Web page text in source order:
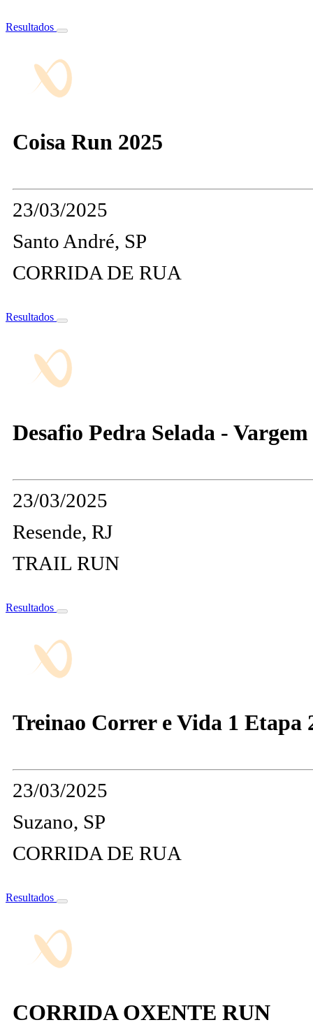
Resultados
Coisa Run 2025
23/03/2025
Santo André, SP
CORRIDA DE RUA
Resultados
Desafio Pedra Selada -
23/03/2025
Resende, RJ
TRAIL RUN
Resultados
Treinao Correr e Vida 1 Etapa
23/03/2025
Suzano, SP
CORRIDA DE RUA
Resultados
CORRIDA OXENTE RUN